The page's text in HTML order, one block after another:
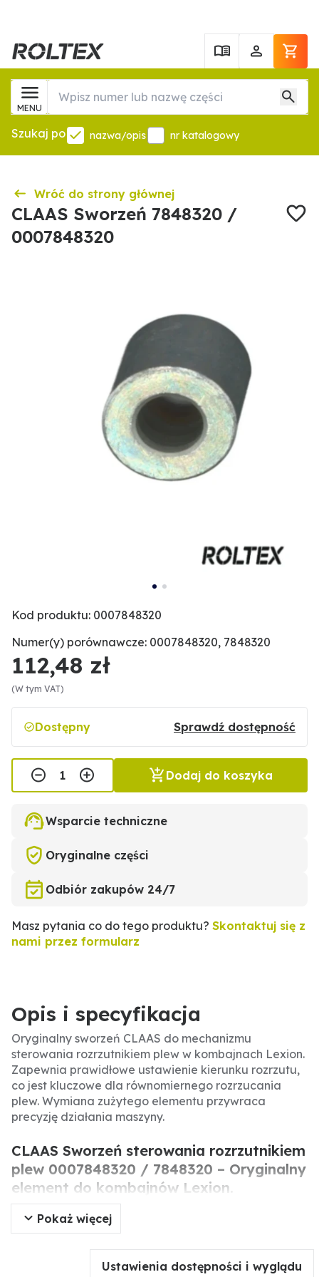
MENU
Szukaj po nazwa/opis nr katalogowy
Wróć do strony głównej
CLAAS Sworzeń 7848320 /
0007848320
Kod produktu: 0007848320
Numer(y) porównawcze: 0007848320, 7848320
112,48 zł
(W tym VAT)
Dostępny Sprawdź dostępność
Dodaj do koszyka
Wsparcie techniczne
Oryginalne części
Odbiór zakupów 24/7
Masz pytania co do tego produktu? Skontaktuj się z
nami przez formularz
Opis i specyfikacja
Oryginalny sworzeń CLAAS do mechanizmu
sterowania rozrzutnikiem plew w kombajnach Lexion.
Zapewnia prawidłowe ustawienie kierunku rozrzutu,
co jest kluczowe dla równomiernego rozrzucania
plew. Wymiana zużytego elementu przywraca
precyzję działania maszyny.
CLAAS Sworzeń sterowania rozrzutnikiem
plew 0007848320 / 7848320 – Oryginalny
element do kombajnów Lexion.
Oryginalny sworzeń sterowania rozrzutnikiem plew
CLAAS to precyzyjnie wykonany element układu
rozrzutu w kombajnach Lexion. Odpowiada za
przeniesienie ruchu na mechanizm kierujący plewami,
Pokaż więcej
Ustawienia dostępności i wyglądu